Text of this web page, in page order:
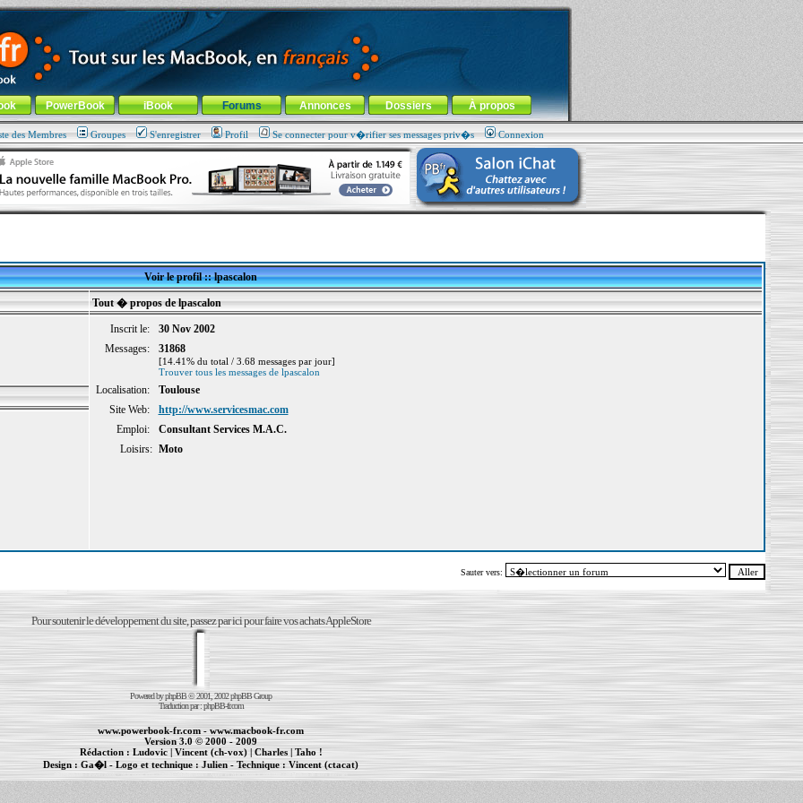
! -Aller au menu de la rubrique
PowerBook iBook Forums Annonces Dossiers À propos
des Membres Groupes S'enregistrer Profil Se connecter pour v�rifier ses messages priv�s Connexion
Voir le profil :: lpascalon
Tout � propos de lpascalon
Inscrit le:
30 Nov 2002
Messages:
31868
[14.41% du total / 3.68 messages par jour]
Trouver tous les messages de lpascalon
Localisation:
Toulouse
Site Web:
http://www.servicesmac.com
Emploi:
Consultant Services M.A.C.
Loisirs: Moto
Sauter vers:
Pour soutenir le développement du site, passez par ici pour faire vos achats AppleStore
Powered byphpBB© 2001, 2002 phpBB Group
Traduction par :phpBB-fr.com
www.powerbook-fr.com-www.macbook-fr.com
Version 3.0 © 2000 - 2009
Rédaction : Ludovic|Vincent (ch-vox)| Charles|Taho !
Design : Ga�l - Logo et technique :Julien - Technique : Vincent (ctacat)
Informations : PowerBook | Maintenance Apple et Macintosh à Toulouse | cr�ation de sites Internet